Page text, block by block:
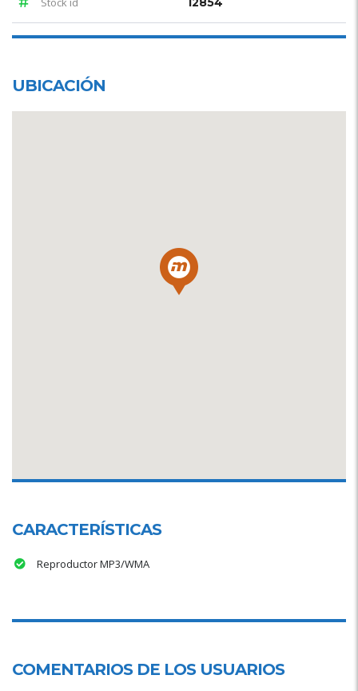
UBICACIÓN
CARACTERÍSTICAS
Reproductor MP3/WMA
COMENTARIOS DE LOS USUARIOS